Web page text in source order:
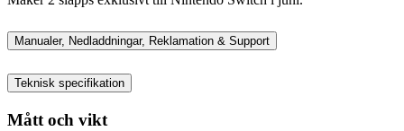
Manualer, Nedladdningar, Reklamation & Support
Teknisk specifikation
Mått och vikt